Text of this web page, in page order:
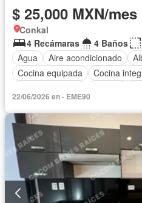
$ 25,000 MXN/mes
Conkal
4 Recámaras
4 Baños
Agua
Aire acondicionado
Cocina equipada
Cocina
Permite niños
22/06/2026 en - EME90